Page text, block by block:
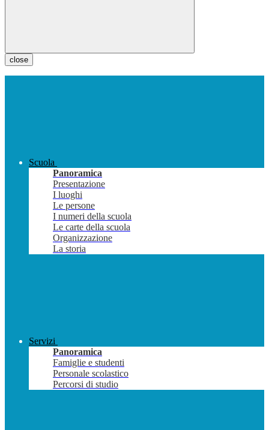
close
Scuola
Panoramica
Presentazione
I luoghi
Le persone
I numeri della scuola
Le carte della scuola
Organizzazione
La storia
Servizi
Panoramica
Famiglie e studenti
Personale scolastico
Percorsi di studio